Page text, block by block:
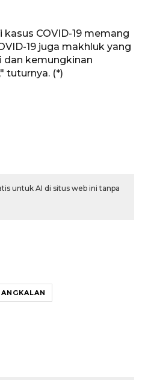
COVID-19 memang
19 juga makhluk yang
dan kemungkinan
tuturnya. (*)
untuk AI di situs web ini tanpa
14:36